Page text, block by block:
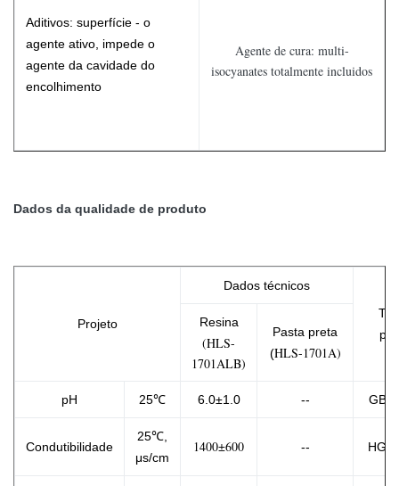
Aditivos: superfície - o
agente ativo, impede o
agente da cavidade do
encolhimento
Agente de cura: multi-
isocyanates totalmente incluidos
Dados da qualidade de produto
Projeto
Dados técnicos
Resina
(HLS-
1701ALB)
Pasta preta
(HLS-1701A)
pH 25℃ 6.0±1.0 -- GB/
Condutibilidade
25℃,
μs/cm
1400±600 -- HG/